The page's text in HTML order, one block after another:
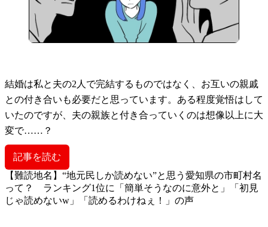
結婚は私と夫の2人で完結するものではなく、お互いの親戚
との付き合いも必要だと思っています。ある程度覚悟はして
いたのですが、夫の親族と付き合っていくのは想像以上に大
変で……？
記事を読む
【難読地名】“地元民しか読めない”と思う愛知県の市町村名
って？ ランキング1位に「簡単そうなのに意外と」「初見
じゃ読めないw」「読めるわけねぇ！」の声